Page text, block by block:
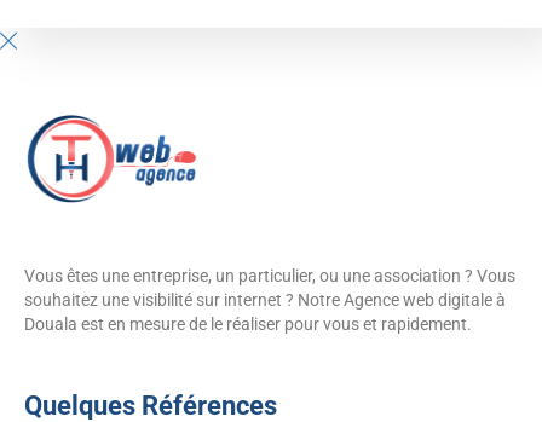
Vous êtes une entreprise, un particulier, ou une association ? Vous
souhaitez une visibilité sur internet ? Notre Agence web digitale à
Douala est en mesure de le réaliser pour vous et rapidement.
Quelques Références